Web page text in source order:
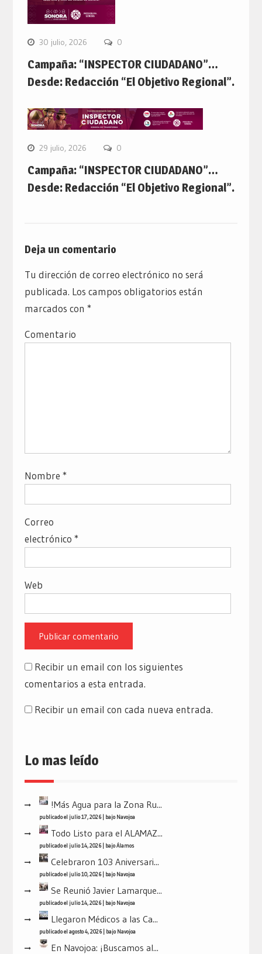
30 julio, 2026 0
Campaña: “INSPECTOR CIUDADANO”…
Desde: Redacción “El Objetivo Regional”.
29 julio, 2026 0
Campaña: “INSPECTOR CIUDADANO”…
Desde: Redacción “El Objetivo Regional”.
Deja un comentario
Tu dirección de correo electrónico no será
publicada. Los campos obligatorios están
marcados con *
Comentario
Nombre *
Correo
electrónico *
Web
Recibir un email con los siguientes
comentarios a esta entrada.
Recibir un email con cada nueva entrada.
Lo mas leído
!Más Agua para la Zona Ru...
publicado el julio 17, 2026| bajoNavojoa
Todo Listo para el ALAMAZ...
publicado el julio 14, 2026| bajoÁlamos
Celebraron 103 Aniversari...
publicado el julio 10, 2026| bajoNavojoa
Se Reunió Javier Lamarque...
publicado el julio 14, 2026| bajoNavojoa
Llegaron Médicos a las Ca...
publicado el agosto 4, 2026| bajoNavojoa
En Navojoa: ¡Buscamos al...